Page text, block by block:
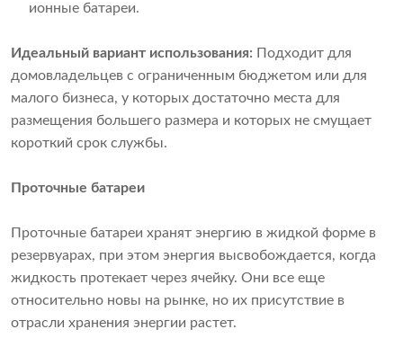
ионные батареи.
Идеальный вариант использования: Подходит для
домовладельцев с ограниченным бюджетом или для
малого бизнеса, у которых достаточно места для
размещения большего размера и которых не смущает
короткий срок службы.
Проточные батареи
Проточные батареи хранят энергию в жидкой форме в
резервуарах, при этом энергия высвобождается, когда
жидкость протекает через ячейку. Они все еще
относительно новы на рынке, но их присутствие в
отрасли хранения энергии растет.